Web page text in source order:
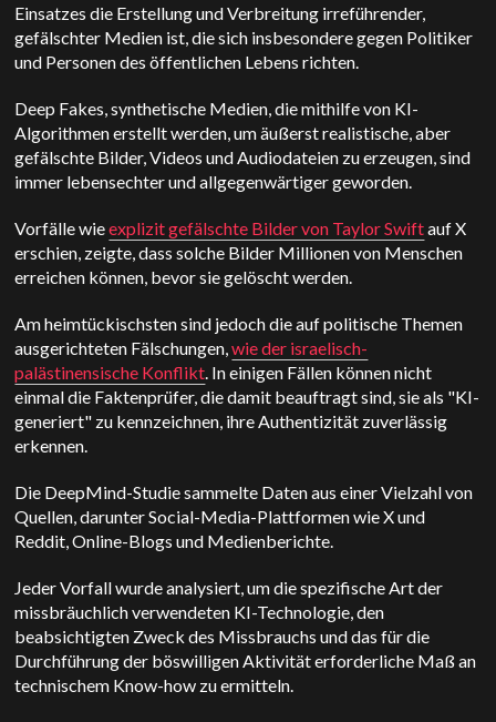
Einsatzes die Erstellung und Verbreitung irreführender,
gefälschter Medien ist, die sich insbesondere gegen Politiker
und Personen des öffentlichen Lebens richten.
Deep Fakes, synthetische Medien, die mithilfe von KI-
Algorithmen erstellt werden, um äußerst realistische, aber
gefälschte Bilder, Videos und Audiodateien zu erzeugen, sind
immer lebensechter und allgegenwärtiger geworden.
Vorfälle wieexplizit gefälschte Bilder von Taylor Swiftauf X
erschien, zeigte, dass solche Bilder Millionen von Menschen
erreichen können, bevor sie gelöscht werden.
Am heimtückischsten sind jedoch die auf politische Themen
ausgerichteten Fälschungen,wie der israelisch-
palästinensische Konflikt. In einigen Fällen können nicht
einmal die Faktenprüfer, die damit beauftragt sind, sie als "KI-
generiert" zu kennzeichnen, ihre Authentizität zuverlässig
erkennen.
Die DeepMind-Studiesammelte Daten aus einer Vielzahl von
Quellen, darunter Social-Media-Plattformen wie X und
Reddit, Online-Blogs und Medienberichte.
Jeder Vorfall wurde analysiert, um die spezifische Art der
missbräuchlich verwendeten KI-Technologie, den
beabsichtigten Zweck des Missbrauchs und das für die
Durchführung der böswilligen Aktivität erforderliche Maß an
technischem Know-how zu ermitteln.